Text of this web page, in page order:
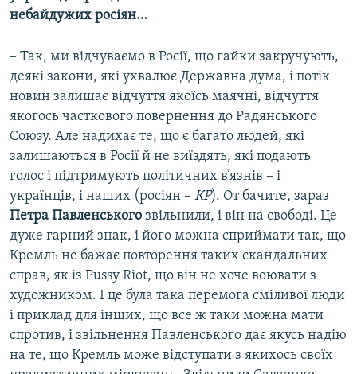
небайдужих росіян…
– Так, ми відчуваємо в Росії, що гайки закручують,
деякі закони, які ухвалює Державна дума, і потік
новин залишає відчуття якоїсь маячні, відчуття
якогось часткового повернення до Радянського
Союзу. Але надихає те, що є багато людей, які
залишаються в Росії й не виїздять, які подають
голос і підтримують політичних в’язнів – і
українців, і наших (росіян – КР). От бачите, зараз
Петра Павленського звільнили, і він на свободі. Це
дуже гарний знак, і його можна сприймати так, що
Кремль не бажає повторення таких скандальних
справ, як із Pussy Riot, що він не хоче воювати з
художником. І це була така перемога сміливої люди
і приклад для інших, що все ж таки можна мати
спротив, і звільнення Павленського дає якусь надію
на те, що Кремль може відступати з якихось своїх